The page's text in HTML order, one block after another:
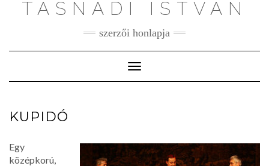
TASNÁDI ISTVÁN
szerzői honlapja
Toggle
Navigation
KUPIDÓ
Egy
középkorú,